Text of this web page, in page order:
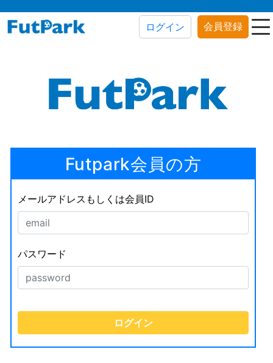
ログイン 会員登録
Futpark会員の方
メールアドレスもしくは会員ID
パスワード